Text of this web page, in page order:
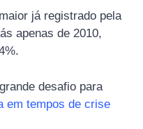
já registrado pela
apenas de 2010,
desafio para
em tempos de crise